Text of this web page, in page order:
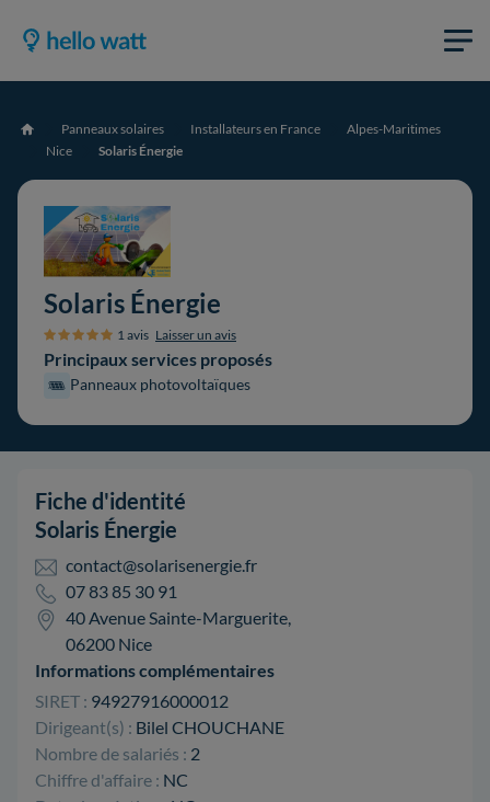
Accueil Panneaux solaires Installateurs en France
Alpes-Maritimes
Nice
Solaris Énergie
Solaris Énergie
1 avis Laisser un avis
Principaux services proposés
Panneaux photovoltaïques
Fiche d'identité
Solaris Énergie
contact@solarisenergie.fr
07 83 85 30 91
40 Avenue Sainte-Marguerite,
06200 Nice
Informations complémentaires
SIRET : 94927916000012
Dirigeant(s) : Bilel CHOUCHANE
Nombre de salariés : 2
Chiffre d'affaire : NC